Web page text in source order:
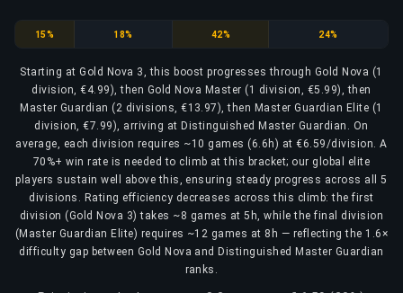
Gold Nova
15% Gold Nova Master
18% Master Guardian
42% Master Guardian Elite
24%
Starting at Gold Nova 3, this boost progresses through Gold Nova (1
division, €4.99), then Gold Nova Master (1 division, €5.99), then
Master Guardian (2 divisions, €13.97), then Master Guardian Elite (1
division, €7.99), arriving at Distinguished Master Guardian. On
average, each division requires ~10 games (6.6h) at €6.59/division. A
70%+ win rate is needed to climb at this bracket; our global elite
players sustain well above this, ensuring steady progress across all 5
divisions. Rating efficiency decreases across this climb: the first
division (Gold Nova 3) takes ~8 games at 5h, while the final division
(Master Guardian Elite) requires ~12 games at 8h — reflecting the 1.6×
difficulty gap between Gold Nova and Distinguished Master Guardian
ranks.